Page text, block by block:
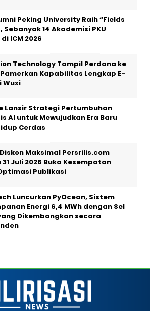
Peking University Raih “Fields
Sebanyak 14 Akademisi PKU
ICM 2026
Technology Tampil Perdana ke
Kapabilitas Lengkap E-
Wuxi
Lansir Strategi Pertumbuhan
AI untuk Mewujudkan Era Baru
Cerdas
Maksimal Persrilis.com
Juli 2026 Buka Kesempatan
Publikasi
Luncurkan PyOcean, Sistem
Energi 6,4 MWh dengan Sel
Dikembangkan secara